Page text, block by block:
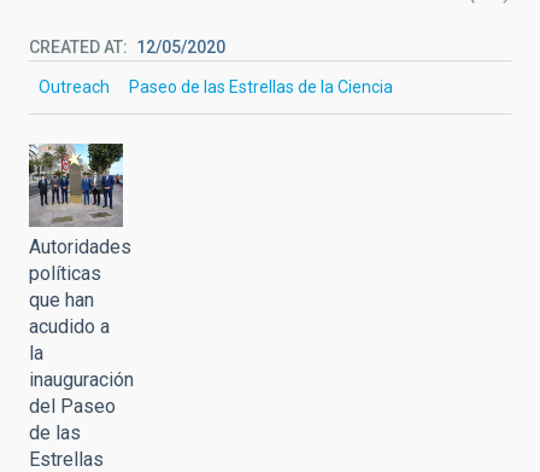
CREATED AT 12/05/2020
Outreach Paseo de las Estrellas de la Ciencia
Autoridades
políticas
que han
acudido a
la
inauguración
del Paseo
de las
Estrellas